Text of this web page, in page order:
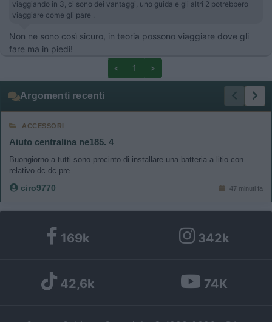
viaggiando in 3, ci sono dei vantaggi, uno guida e gli altri 2 potrebbero
viaggiare come gli pare .
Non ne sono così sicuro, in teoria possono viaggiare dove gli
fare ma in piedi!
<
1 >
Argomenti recenti
ACCESSORI
Aiuto centralina ne185. 4
Buongiorno a tutti sono procinto di installare una batteria a litio con
relativo dc dc pre...
ciro9770 47 minuti fa
169k 342k
42,6k 74K